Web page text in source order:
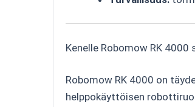
Maastorenkaat:
Säänkestävyys:
Yhteydet: